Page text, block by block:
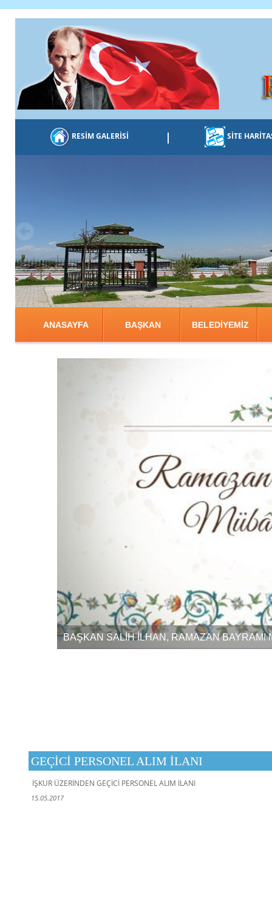
RESİM GALERİSİ | SİTE
ANASAYFA BAŞKAN BELEDİYEMİZ
BAŞKAN SALİH İLHAN, RAMAZAN BAYRAMI
GEÇİCİ PERSONEL ALIM İLANI
İŞKUR ÜZERİNDEN GEÇİCİ PERSONEL ALIM İLANI
15.05.2017